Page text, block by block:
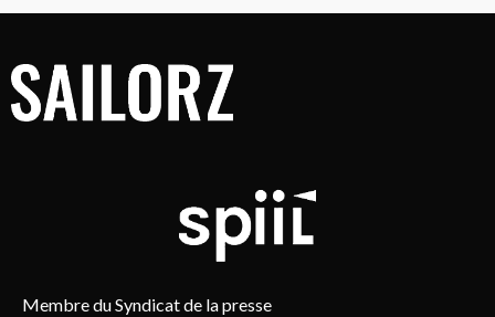
Membre du Syndicat de la presse